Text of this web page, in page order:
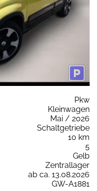
Pkw
Kleinwagen
Mai / 2026
Schaltgetriebe
10 km
5
Gelb
Zentrallager
ab ca. 13.08.2026
GW-A1881